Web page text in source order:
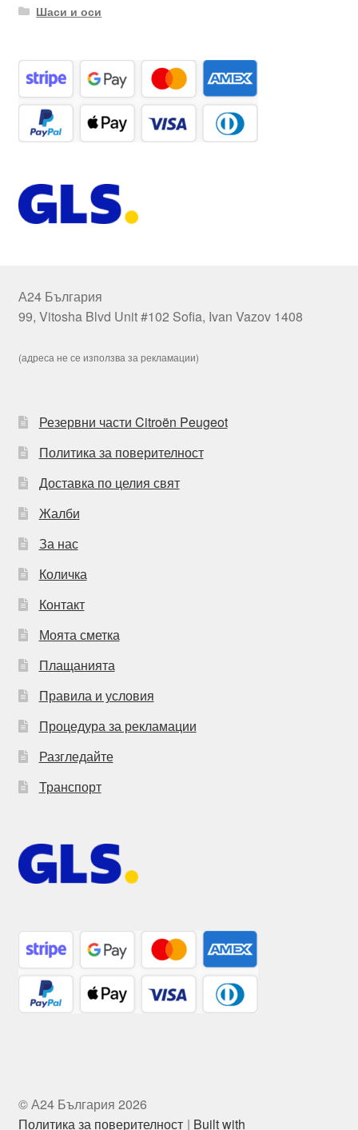
Шаси и оси
А24 България
99, Vitosha Blvd Unit #102 Sofia, Ivan Vazov 1408
(адреса не се използва за рекламации)
Резервни части Citroën Peugeot
Политика за поверителност
Доставка по целия свят
Жалби
За нас
Количка
Контакт
Моята сметка
Плащанията
Правила и условия
Процедура за рекламации
Разгледайте
Транспорт
© А24 България 2026
Политика за поверителност
Built with